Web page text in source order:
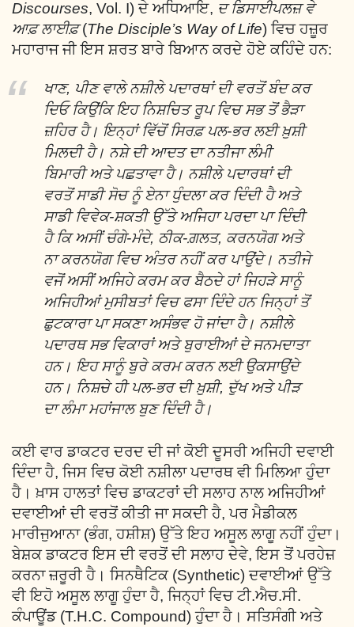
Discourses, Vol. I) ਦੇ ਅਧਿਆਇ, ਦ ਡਿਸਾਈਪਲਜ਼ ਵੇ
ਆਫ਼ ਲਾਈਫ਼(The Disciple’s Way of Life) ਵਿਚ ਹਜ਼ੂਰ
ਮਹਾਰਾਜ ਜੀ ਇਸ ਸ਼ਰਤ ਬਾਰੇ ਬਿਆਨ ਕਰਦੇ ਹੋਏ ਕਹਿੰਦੇ ਹਨ:
ਖਾਣ, ਪੀਣ ਵਾਲੇ ਨਸ਼ੀਲੇ ਪਦਾਰਥਾਂ ਦੀ ਵਰਤੋਂ ਬੰਦ ਕਰ
ਦਿਓ ਕਿਉਂਕਿ ਇਹ ਨਿਸ਼ਚਿਤ ਰੂਪ ਵਿਚ ਸਭ ਤੋਂ ਭੈੜਾ
ਜ਼ਹਿਰ ਹੈ। ਇਨ੍ਹਾਂ ਵਿੱਚੋਂ ਸਿਰਫ਼ ਪਲ-ਭਰ ਲਈ ਖ਼ੁਸ਼ੀ
ਮਿਲਦੀ ਹੈ। ਨਸ਼ੇ ਦੀ ਆਦਤ ਦਾ ਨਤੀਜਾ ਲੰਮੀ
ਬਿਮਾਰੀ ਅਤੇ ਪਛਤਾਵਾ ਹੈ। ਨਸ਼ੀਲੇ ਪਦਾਰਥਾਂ ਦੀ
ਵਰਤੋਂ ਸਾਡੀ ਸੋਚ ਨੂੰ ਏਨਾ ਧੁੰਦਲਾ ਕਰ ਦਿੰਦੀ ਹੈ ਅਤੇ
ਸਾਡੀ ਵਿਵੇਕ-ਸ਼ਕਤੀ ਉੱਤੇ ਅਜਿਹਾ ਪਰਦਾ ਪਾ ਦਿੰਦੀ
ਹੈ ਕਿ ਅਸੀਂ ਚੰਗੇ-ਮੰਦੇ, ਠੀਕ-ਗ਼ਲਤ, ਕਰਨਯੋਗ ਅਤੇ
ਨਾ ਕਰਨਯੋਗ ਵਿਚ ਅੰਤਰ ਨਹੀਂ ਕਰ ਪਾਉਂਦੇ। ਨਤੀਜੇ
ਵਜੋਂ ਅਸੀਂ ਅਜਿਹੇ ਕਰਮ ਕਰ ਬੈਠਦੇ ਹਾਂ ਜਿਹੜੇ ਸਾਨੂੰ
ਅਜਿਹੀਆਂ ਮੁਸੀਬਤਾਂ ਵਿਚ ਫਸਾ ਦਿੰਦੇ ਹਨ ਜਿਨ੍ਹਾਂ ਤੋਂ
ਛੁਟਕਾਰਾ ਪਾ ਸਕਣਾ ਅਸੰਭਵ ਹੋ ਜਾਂਦਾ ਹੈ। ਨਸ਼ੀਲੇ
ਪਦਾਰਥ ਸਭ ਵਿਕਾਰਾਂ ਅਤੇ ਬੁਰਾਈਆਂ ਦੇ ਜਨਮਦਾਤਾ
ਹਨ। ਇਹ ਸਾਨੂੰ ਬੁਰੇ ਕਰਮ ਕਰਨ ਲਈ ਉਕਸਾਉਂਦੇ
ਹਨ। ਨਿਸ਼ਚੇ ਹੀ ਪਲ-ਭਰ ਦੀ ਖ਼ੁਸ਼ੀ, ਦੁੱਖ ਅਤੇ ਪੀੜ
ਦਾ ਲੰਮਾ ਮਹਾਂਜਾਲ ਬੁਣ ਦਿੰਦੀ ਹੈ।
ਕਈ ਵਾਰ ਡਾਕਟਰ ਦਰਦ ਦੀ ਜਾਂ ਕੋਈ ਦੂਸਰੀ ਅਜਿਹੀ ਦਵਾਈ
ਦਿੰਦਾ ਹੈ, ਜਿਸ ਵਿਚ ਕੋਈ ਨਸ਼ੀਲਾ ਪਦਾਰਥ ਵੀ ਮਿਲਿਆ ਹੁੰਦਾ
ਹੈ। ਖ਼ਾਸ ਹਾਲਤਾਂ ਵਿਚ ਡਾਕਟਰਾਂ ਦੀ ਸਲਾਹ ਨਾਲ ਅਜਿਹੀਆਂ
ਦਵਾਈਆਂ ਦੀ ਵਰਤੋਂ ਕੀਤੀ ਜਾ ਸਕਦੀ ਹੈ, ਪਰ ਮੈਡੀਕਲ
ਮਾਰੀਜੁਆਨਾ (ਭੰਗ, ਹਸ਼ੀਸ਼) ਉੱਤੇ ਇਹ ਅਸੂਲ ਲਾਗੂ ਨਹੀਂ ਹੁੰਦਾ।
ਬੇਸ਼ਕ ਡਾਕਟਰ ਇਸ ਦੀ ਵਰਤੋਂ ਦੀ ਸਲਾਹ ਦੇਵੇ, ਇਸ ਤੋਂ ਪਰਹੇਜ਼
ਕਰਨਾ ਜ਼ਰੂਰੀ ਹੈ। ਸਿਨਥੈਟਿਕ (Synthetic) ਦਵਾਈਆਂ ਉੱਤੇ
ਵੀ ਇਹੋ ਅਸੂਲ ਲਾਗੂ ਹੁੰਦਾ ਹੈ, ਜਿਨ੍ਹਾਂ ਵਿਚ ਟੀ.ਐਚ.ਸੀ.
ਕੰਪਾਊਂਡ (T.H.C. Compound) ਹੁੰਦਾ ਹੈ। ਸਤਿਸੰਗੀ ਅਤੇ